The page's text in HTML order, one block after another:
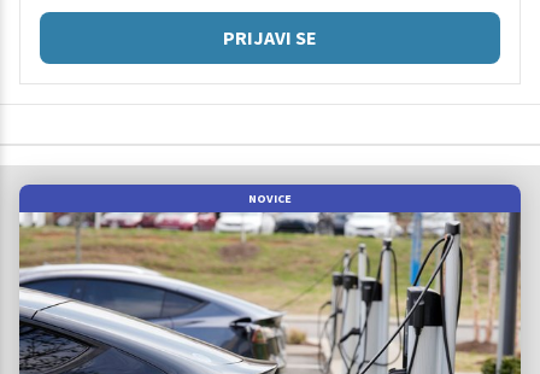
PRIJAVI SE
NOVICE